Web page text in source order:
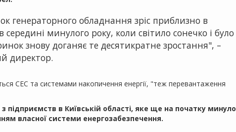
генераторного обладнання зріс приблизно в
середині минулого року, коли світило сонечко і було
знову доганяє те десятикратне зростання", –
директор.
СЕС та системами накопичення енергії, "теж перевантаження
підприємств в Київській області, яке ще на початку минуло
власної системи енергозабезпечення.